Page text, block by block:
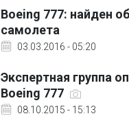
Boeing 777: найден
самолета
03.03.2016 - 05:20
Экспертная группа
Boeing 777
08.10.2015 - 15:13